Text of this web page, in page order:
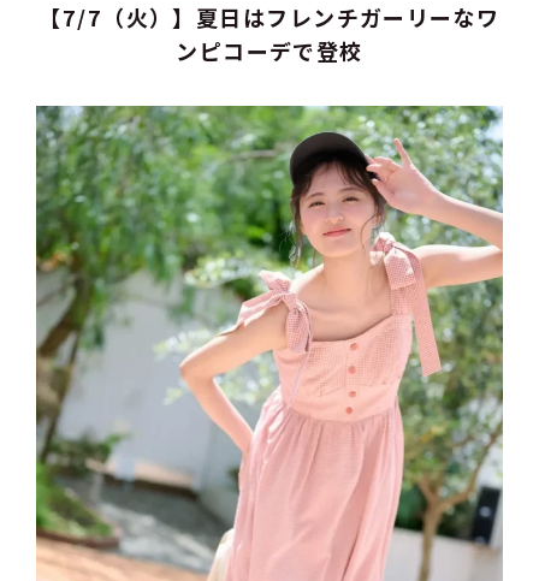
【7/7（火）】夏日はフレンチガーリーなワ
ンピコーデで登校